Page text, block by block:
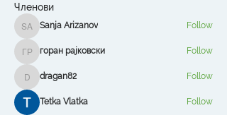
Членови
Sanja Arizanov
Sanja Arizanov Follow
горан рајковски
горан рајковски Follow
dragan82
dragan82 Follow
Tetka Vlatka Follow